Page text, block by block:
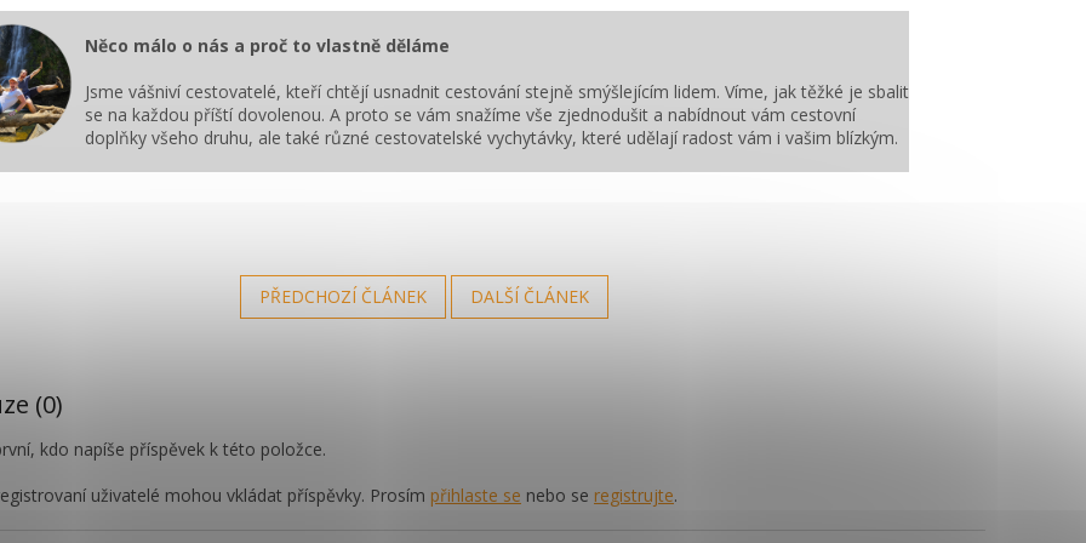
Něco málo o nás a proč to vlastně děláme
Jsme vášniví cestovatelé, kteří chtějí usnadnit cestování stejně smýšlejícím lidem. Víme, jak těžké je sbalit
se na každou příští dovolenou. A proto se vám snažíme vše zjednodušit a nabídnout vám cestovní
doplňky všeho druhu, ale také různé cestovatelské vychytávky, které udělají radost vám i vašim blízkým.
PŘEDCHOZÍ ČLÁNEK DALŠÍ ČLÁNEK
(0)
kdo napíše příspěvek k této položce.
uživatelé mohou vkládat příspěvky. Prosím přihlaste se nebo se registrujte.